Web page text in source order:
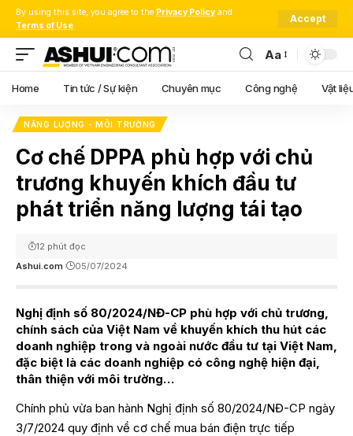
By using this site, you agree to the Privacy Policy and
Terms of Use.
Accept
Font
Resizer
Aa
Home Tin tức / Sự kiện Chuyên mục Công nghệ Vật
NĂNG LƯỢNG - MÔI TRƯỜNG
Cơ chế DPPA phù hợp với chủ
trương khuyến khích đầu tư
phát triển năng lượng tái tạo
Ashui.com 05/07/2024
12 phút đọc
Nghị định số 80/2024/NĐ-CP phù hợp với chủ trương,
chính sách của Việt Nam về khuyến khích thu hút các
doanh nghiệp trong và ngoài nước đầu tư tại Việt Nam,
đặc biệt là các doanh nghiệp có công nghệ hiện đại,
thân thiện với môi trường…
Chính phủ vừa ban hành Nghị định số 80/2024/NĐ-CP ngày
3/7/2024 quy định về cơ chế mua bán điện trực tiếp